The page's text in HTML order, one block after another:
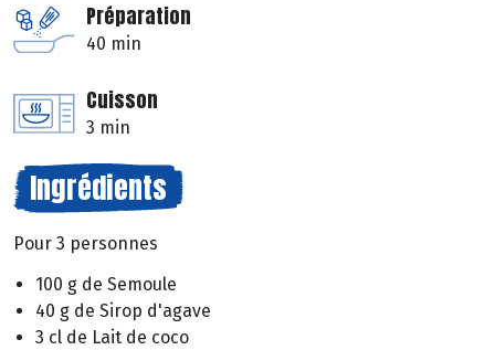
Préparation
40 min
Cuisson
3 min
Ingrédients
Pour 3 personnes
100 g de Semoule
40 g de Sirop d'agave
3 cl de Lait de coco